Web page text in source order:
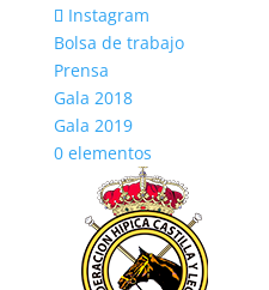
Instagram
Bolsa de trabajo
Prensa
Gala 2018
Gala 2019
0 elementos